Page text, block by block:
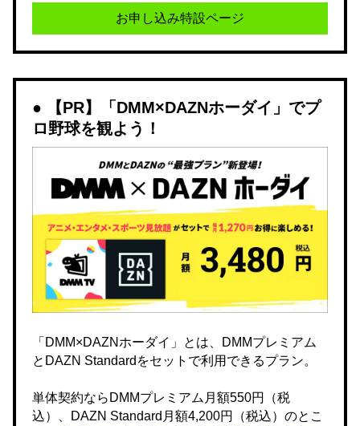
お申し込み特設ページ
【PR】「DMM×DAZNホーダイ」でプ
ロ野球を観よう！
「DMM×DAZNホーダイ」とは、DMMプレミアム
とDAZN Standardをセットで利用できるプラン。
単体契約ならDMMプレミアム月額550円（税
込）、DAZN Standard月額4,200円（税込）のとこ